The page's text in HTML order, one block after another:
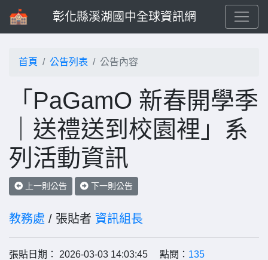
彰化縣溪湖國中全球資訊網
首頁 公告列表 公告內容
「PaGamO 新春開學季
｜送禮送到校園裡」系
列活動資訊
上一則公告 下一則公告
教務處 / 張貼者 資訊組長
張貼日期： 2026-03-03 14:03:45 點閱： 135